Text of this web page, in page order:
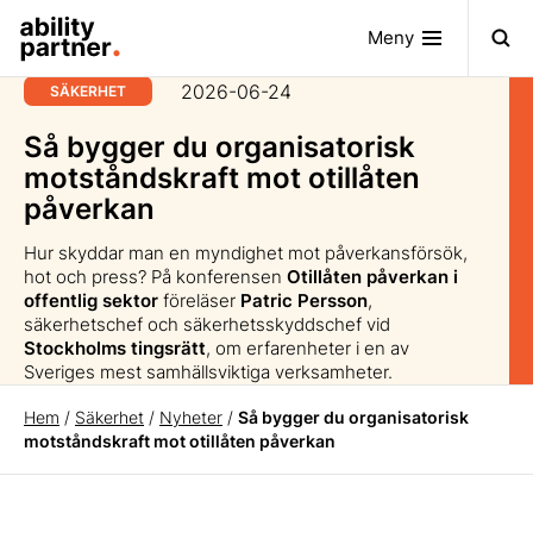
Meny
SÄKERHET 2026-06-24
Så bygger du organisatorisk
motståndskraft mot otillåten
påverkan
Hur skyddar man en myndighet mot påverkansförsök,
hot och press? På konferensen Otillåten påverkan i
offentlig sektor föreläser Patric Persson,
säkerhetschef och säkerhetsskyddschef vid
Stockholms tingsrätt, om erfarenheter i en av
Sveriges mest samhällsviktiga verksamheter.
Hem / Säkerhet / Nyheter / Så bygger du organisatorisk
motståndskraft mot otillåten påverkan